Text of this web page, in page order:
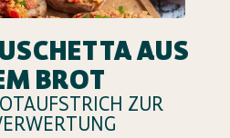
AUS
BROT
ZUR